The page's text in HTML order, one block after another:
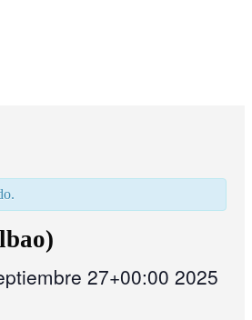
27+00:00 2025